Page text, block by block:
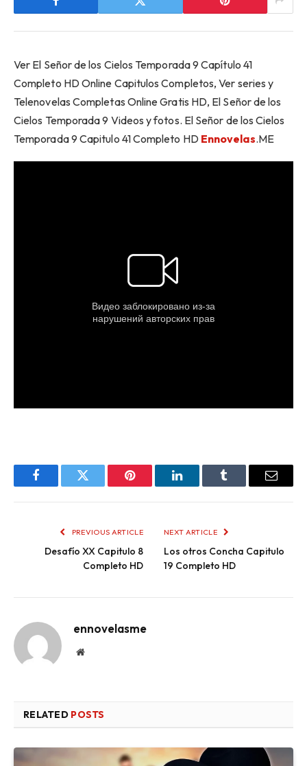
Ver El Señor de los Cielos Temporada 9 Capítulo 41
Completo HD Online Capitulos Completos, Ver series y
Telenovelas Completas Online Gratis HD, El Señor de los
Cielos Temporada 9 Videos y fotos. El Señor de los Cielos
Temporada 9 Capitulo 41 Completo HD Ennovelas.ME
FacebookTwitter Pinterest LinkedInTumblr Email
PREVIOUS ARTICLE
Desafío XX Capitulo 8
Completo HD
NEXT ARTICLE
Los otros Concha Capitulo
19 Completo HD
ennovelasme
Website
RELATED POSTS